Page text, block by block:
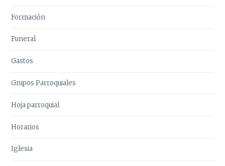
Formación
Funeral
Gastos
Grupos Parroquiales
Hoja parroquial
Horarios
Iglesia